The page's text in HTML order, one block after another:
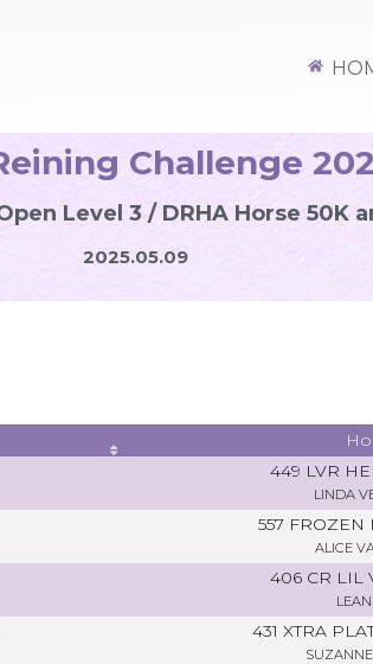
Challenge
Level 3 / DRHA Horse 50K
2025.05.09
449 LVR
LINDA
557 FROZEN
ALICE
406 CR LIL
431 XTRA